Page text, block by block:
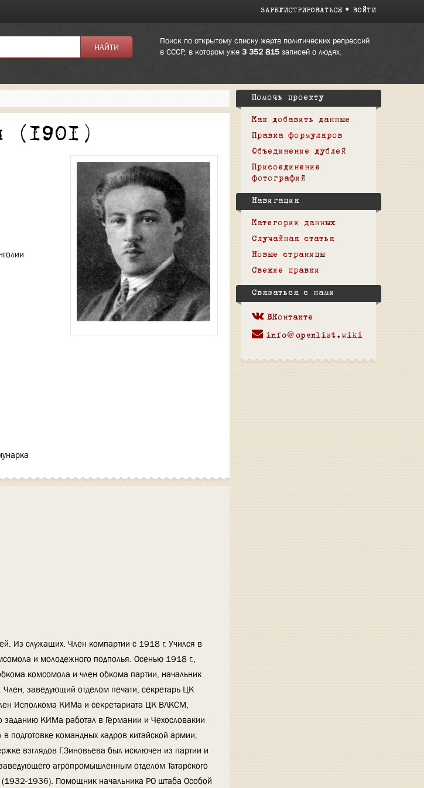
ЗАРЕГИСТРИРОВАТЬСЯ ВОЙТИ
Поиск по открытому списку жертв политических репрессий
в СССР, в котором уже 3 352 815записей о людях.
(1901)
Из служащих. Член компартии с 1918 г. Учился в
и молодежного подполья. Осенью 1918 г.,
комсомола и член обкома партии, начальник
заведующий отделом печати, секретарь ЦК
Исполкома КИМа и секретариата ЦК ВЛКСМ,
заданию КИМа работал в Германии и Чехословакии
подготовке командных кадров китайской армии,
взглядов Г.Зиновьева был исключен из партии и
агропромышленным отделом Татарского
1936). Помощник начальника РО штаба Особой
Помочь проекту
Как добавить данные
Правка формуляров
Объединение дублей
Присоединение
фотографий
Навигация
Категории данных
Случайная статья
Новые страницы
Свежие правки
Связаться с нами
ВКонтакте
info@openlist.wiki